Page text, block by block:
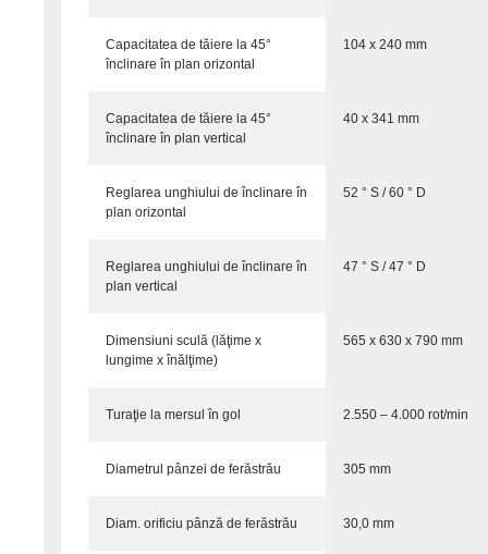
Capacitatea de tăiere la 45°
înclinare în plan orizontal
104 x 240 mm
Capacitatea de tăiere la 45°
înclinare în plan vertical
40 x 341 mm
Reglarea unghiului de înclinare în
plan orizontal
52 ° S / 60 ° D
Reglarea unghiului de înclinare în
plan vertical
47 ° S / 47 ° D
Dimensiuni sculă (lăţime x
lungime x înălţime)
565 x 630 x 790 mm
Turaţie la mersul în gol 2.550 – 4.000 rot/min
Diametrul pânzei de ferăstrău 305 mm
Diam. orificiu pânză de ferăstrău 30,0 mm